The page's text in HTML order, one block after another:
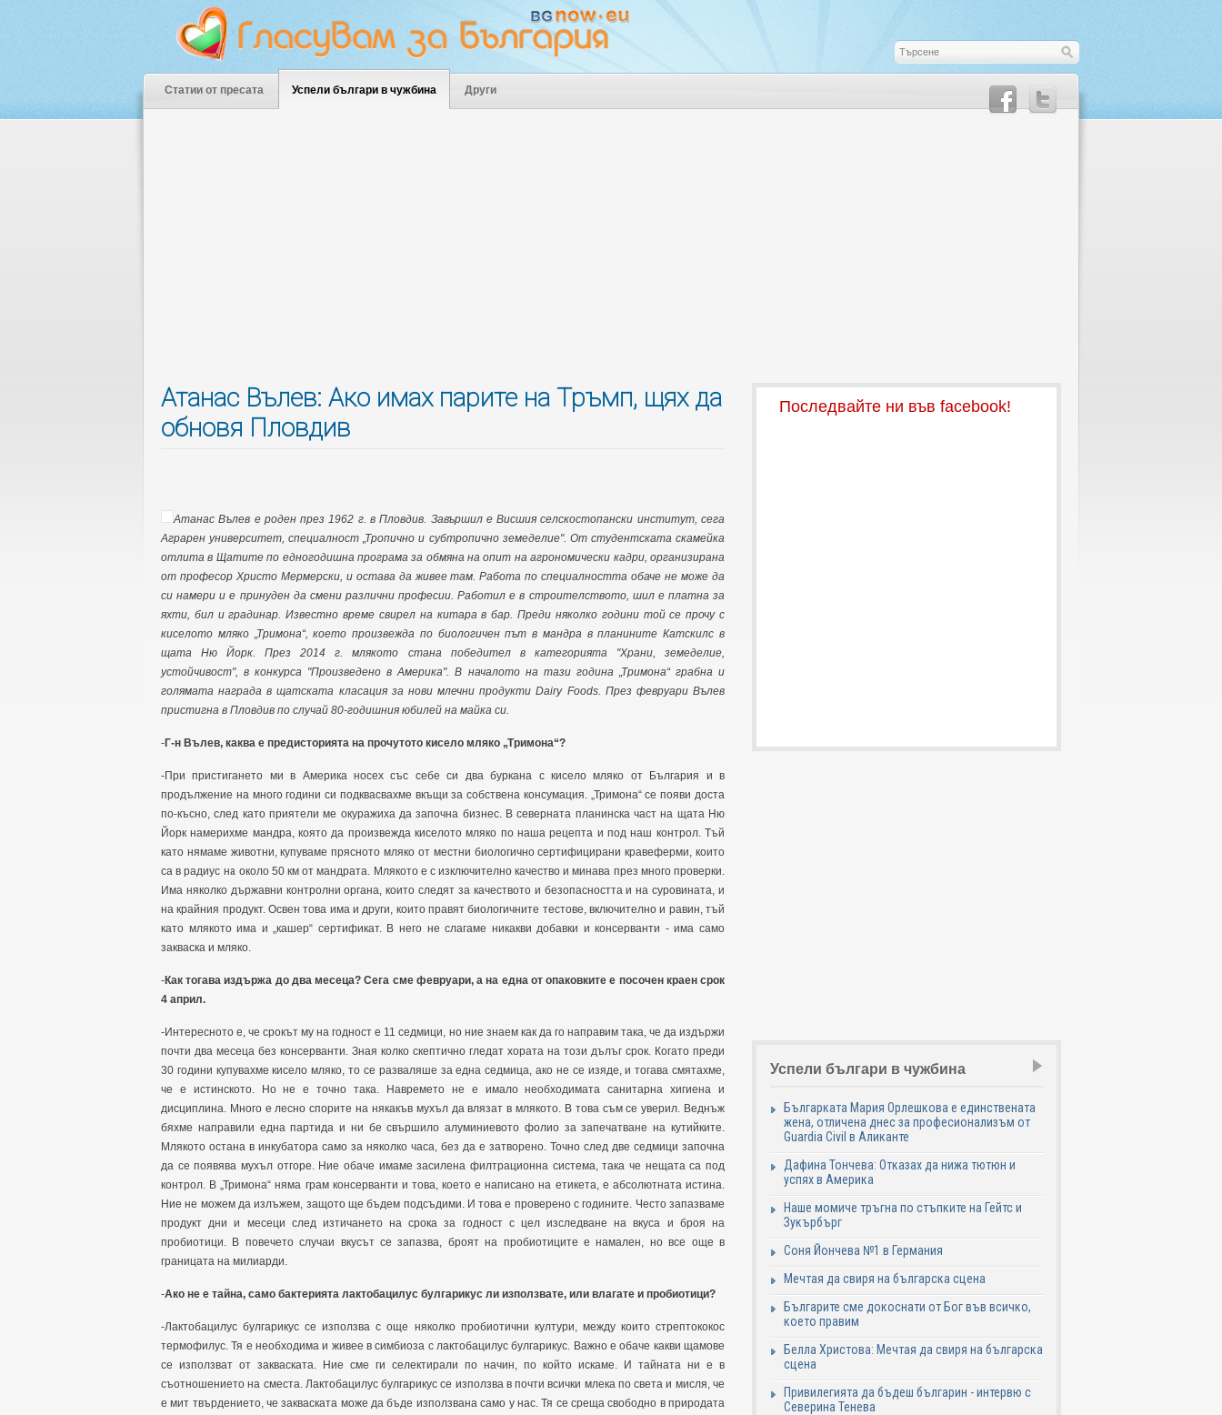
Статии от пресата Успели българи в чужбина Други
Атанас Вълев: Ако имах парите на Тръмп, щях да
обновя Пловдив
Атанас Вълев е роден през 1962 г. в Пловдив. Завършил е Висшия селскостопански институт, сега
Аграрен университет, специалност „Тропично и субтропично земеделие". От студентската скамейка
отлита в Щатите по едногодишна програма за обмяна на опит на агрономически кадри, организирана
от професор Христо Мермерски, и остава да живее там. Работа по специалността обаче не може да
си намери и е принуден да смени различни професии. Работил е в строителството, шил е платна за
яхти, бил и градинар. Известно време свирел на китара в бар. Преди няколко години той се прочу с
киселото мляко „Тримона“, което произвежда по биологичен път в мандра в планините Катскилс в
щата Ню Йорк. През 2014 г. млякото стана победител в категорията "Храни, земеделие,
устойчивост", в конкурса "Произведено в Америка". В началото на тази година „Тримона“ грабна и
голямата награда в щатската класация за нови млечни продукти Dairy Foods. През февруари Вълев
пристигна в Пловдив по случай 80-годишния юбилей на майка си.
-Г-н Вълев, каква е предисторията на прочутото кисело мляко „Тримона“?
-При пристигането ми в Америка носех със себе си два буркана с кисело мляко от България и в
продължение на много години си подквасвахме вкъщи за собствена консумация. „Тримона“ се появи доста
по-късно, след като приятели ме окуражиха да започна бизнес. В северната планинска част на щата Ню
Йорк намерихме мандра, която да произвежда киселото мляко по наша рецепта и под наш контрол. Тъй
като нямаме животни, купуваме прясното мляко от местни биологично сертифицирани кравеферми, които
са в радиус на около 50 км от мандрата. Млякото е с изключително качество и минава през много проверки.
Има няколко държавни контролни органа, които следят за качеството и безопасността и на суровината, и
на крайния продукт. Освен това има и други, които правят биологичните тестове, включително и равин, тъй
като млякото има и „кашер“ сертификат. В него не слагаме никакви добавки и консерванти - има само
закваска и мляко.
-Как тогава издържа до два месеца? Сега сме февруари, а на една от опаковките е посочен краен срок
4 април.
-Интересното е, че срокът му на годност е 11 седмици, но ние знаем как да го направим така, че да издържи
почти два месеца без консерванти. Зная колко скептично гледат хората на този дълъг срок. Когато преди
30 години купувахме кисело мляко, то се разваляше за една седмица, ако не се изяде, и тогава смятахме,
че е истинското. Но не е точно така. Навремето не е имало необходимата санитарна хигиена и
дисциплина. Много е лесно спорите на някакъв мухъл да влязат в млякото. В това съм се уверил. Веднъж
бяхме направили една партида и ни бе свършило алуминиевото фолио за запечатване на кутийките.
Млякото остана в инкубатора само за няколко часа, без да е затворено. Точно след две седмици започна
да се появява мухъл отгоре. Ние обаче имаме засилена филтрационна система, така че нещата са под
контрол. В „Тримона“ няма грам консерванти и това, което е написано на етикета, е абсолютната истина.
Ние не можем да излъжем, защото ще бъдем подсъдими. И това е проверено с годините. Често запазваме
продукт дни и месеци след изтичането на срока за годност с цел изследване на вкуса и броя на
пробиотици. В повечето случаи вкусът се запазва, броят на пробиотиците е намален, но все още в
границата на милиарди.
-Ако не е тайна, само бактерията лактобацилус булгарикус ли използвате, или влагате и пробиотици?
-Лактобацилус булгарикус се използва с още няколко пробиотични култури, между които стрептококос
термофилус. Тя е необходима и живее в симбиоза с лактобацилус булгарикус. Важно е обаче какви щамове
се използват от закваската. Ние сме ги селектирали по начин, по който искаме. И тайната ни е в
съотношението на сместа. Лактобацилус булгарикус се използва в почти всички млека по света и мисля, че
е мит твърдението, че закваската може да бъде използвана само у нас. Тя се среща свободно в природата
Последвайте ни във facebook!
Успели българи в чужбина
Българката Мария Орлешкова е единствената
жена, отличена днес за професионализъм от
Guardia Civil в Аликанте
Дафина Тончева: Отказах да нижа тютюн и
успях в Америка
Наше момиче тръгна по стъпките на Гейтс и
Зукърбърг
Соня Йончева №1 в Германия
Мечтая да свиря на българска сцена
Българите сме докоснати от Бог във всичко,
което правим
Белла Христова: Мечтая да свиря на българска
сцена
Привилегията да бъдеш българин - интервю с
Северина Тенева